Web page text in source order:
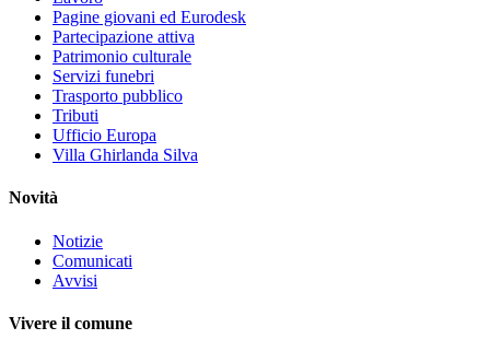
Pagine giovani ed Eurodesk
Partecipazione attiva
Patrimonio culturale
Servizi funebri
Trasporto pubblico
Tributi
Ufficio Europa
Villa Ghirlanda Silva
Novità
Notizie
Comunicati
Avvisi
Vivere il comune